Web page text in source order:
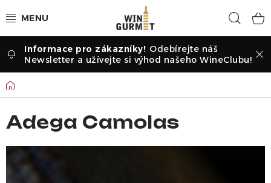
na
Vína dle druhu
Vína dle příležitosti
Dle vinařství
Vína dle země
Pochutiny
Odebírejte náš
Newsletter a užívejte si výhod našeho WineClubu!
Domů
Adega Camolas